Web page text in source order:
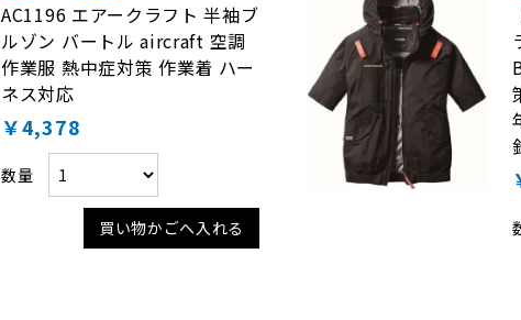
AC1196 エアークラフト 半袖ブ
ルゾン バートル aircraft 空調
作業服 熱中症対策 作業着 ハー
ネス対応
￥4,378
数量
買い物かごへ入れる